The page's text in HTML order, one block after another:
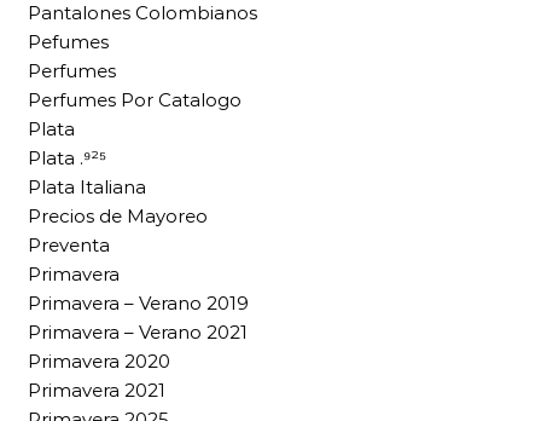
Pantalones Colombianos
Pefumes
Perfumes
Perfumes Por Catalogo
Plata
Plata .⁹²⁵
Plata Italiana
Precios de Mayoreo
Preventa
Primavera
Primavera – Verano 2019
Primavera – Verano 2021
Primavera 2020
Primavera 2021